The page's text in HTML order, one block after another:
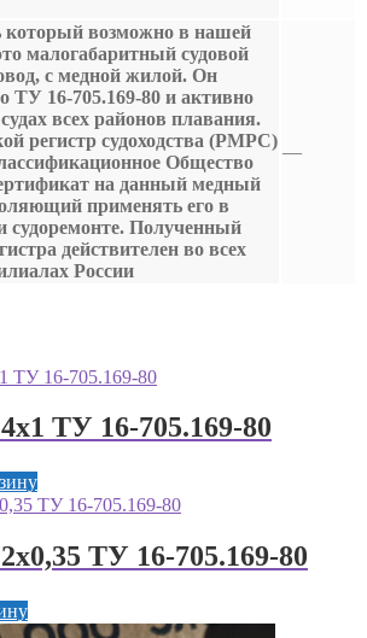
который возможно в нашей
малогабаритный судовой
с медной жилой. Он
ТУ 16-705.169-80 и активно
всех районов плавания.
регистр судоходства (РМРС)
Общество
на данный медный
применять его в
судоремонте. Полученный
действителен во всех
России
—
ТУ 16-705.169-80
ТУ 16-705.169-80